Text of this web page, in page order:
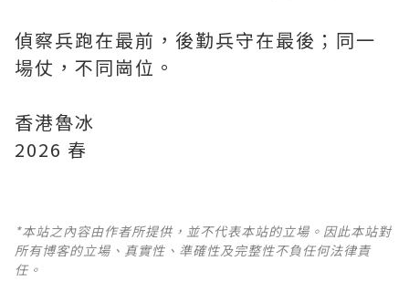
偵察兵跑在最前，後勤兵守在最後；同一
場仗，不同崗位。
香港魯冰
2026 春
*本站之內容由作者所提供，並不代表本站的立場。因此本站對
所有博客的立場、真實性、準確性及完整性不負任何法律責
任。